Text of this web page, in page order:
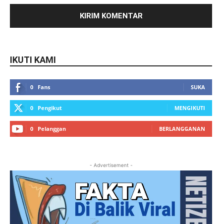
IKUTI KAMI
0 Fans SUKA
0 Pengikut MENGIKUTI
0 Pelanggan BERLANGGANAN
- Advertisement -